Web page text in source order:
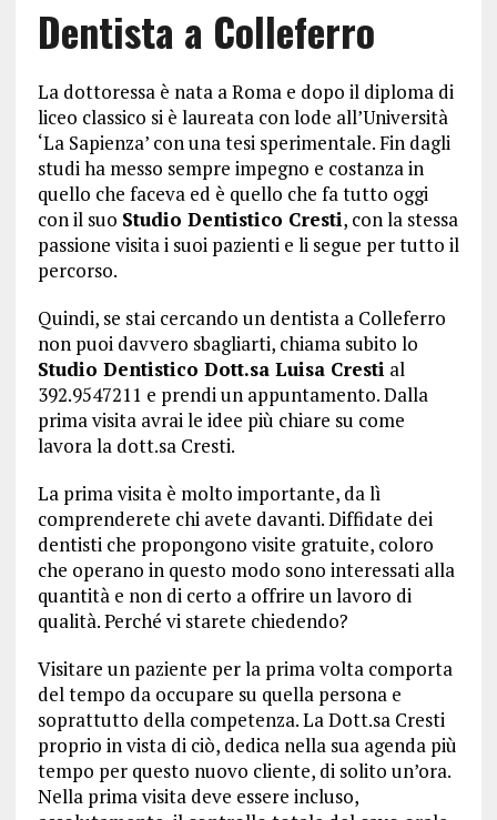
Dentista a Colleferro
La dottoressa è nata a Roma e dopo il diploma di
liceo classico si è laureata con lode all’Università
‘La Sapienza’ con una tesi sperimentale. Fin dagli
studi ha messo sempre impegno e costanza in
quello che faceva ed è quello che fa tutto oggi
con il suo Studio Dentistico Cresti, con la stessa
passione visita i suoi pazienti e li segue per tutto il
percorso.
Quindi, se stai cercando un dentista a Colleferro
non puoi davvero sbagliarti, chiama subito lo
Studio Dentistico Dott.sa Luisa Cresti al
392.9547211 e prendi un appuntamento. Dalla
prima visita avrai le idee più chiare su come
lavora la dott.sa Cresti.
La prima visita è molto importante, da lì
comprenderete chi avete davanti. Diffidate dei
dentisti che propongono visite gratuite, coloro
che operano in questo modo sono interessati alla
quantità e non di certo a offrire un lavoro di
qualità. Perché vi starete chiedendo?
Visitare un paziente per la prima volta comporta
del tempo da occupare su quella persona e
soprattutto della competenza. La Dott.sa Cresti
proprio in vista di ciò, dedica nella sua agenda più
tempo per questo nuovo cliente, di solito un’ora.
Nella prima visita deve essere incluso,